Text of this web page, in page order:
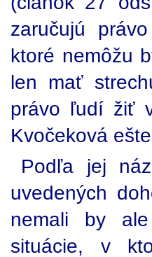
zaručujú
ktoré nemôžu
len mať
právo ľudí žiť
Kvočeková
Podľa jej
uvedených
nemali by
situácie, v